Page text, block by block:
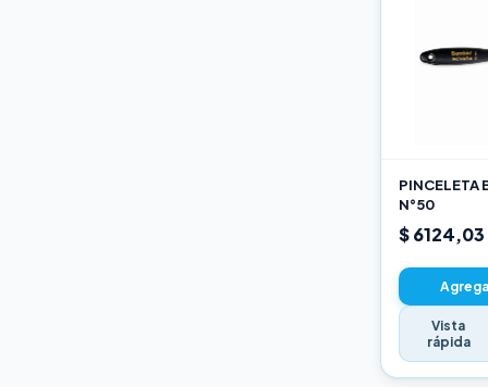
PINCELETA
N°50
$ 6124,03
Vista
rápida